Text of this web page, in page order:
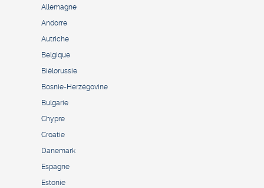
Allemagne
Andorre
Autriche
Belgique
Biélorussie
Bosnie-Herzégovine
Bulgarie
Chypre
Croatie
Danemark
Espagne
Estonie